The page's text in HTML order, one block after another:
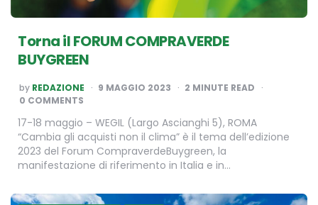
Torna il FORUM COMPRAVERDE
BUYGREEN
POSTED
BY
by REDAZIONE 9 MAGGIO 2023 2 MINUTE READ
0 COMMENTS
17-18 maggio – WEGIL (Largo Ascianghi 5), ROMA
“Cambia gli acquisti non il clima” è il tema dell’edizione
2023 del Forum CompraverdeBuygreen, la
manifestazione di riferimento in Italia e in…